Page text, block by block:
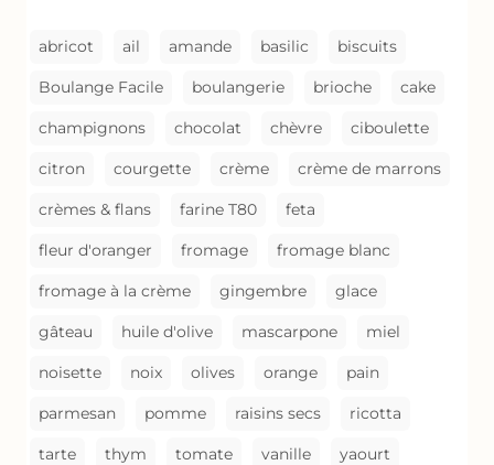
abricot ail amande basilic biscuits
Boulange Facile boulangerie brioche cake
champignons chocolat chèvre ciboulette
citron courgette crème crème de marrons
crèmes & flans farine T80 feta
fleur d'oranger fromage fromage blanc
fromage à la crème gingembre glace
gâteau huile d'olive mascarpone miel
noisette noix olives orange pain
parmesan pomme raisins secs ricotta
tarte thym tomate vanille yaourt